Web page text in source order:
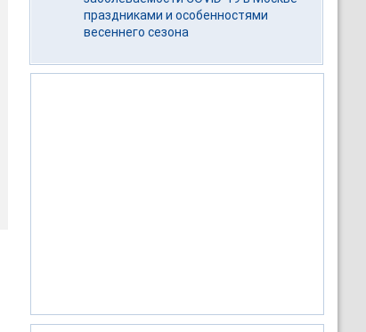
праздниками и особенностями
весеннего сезона